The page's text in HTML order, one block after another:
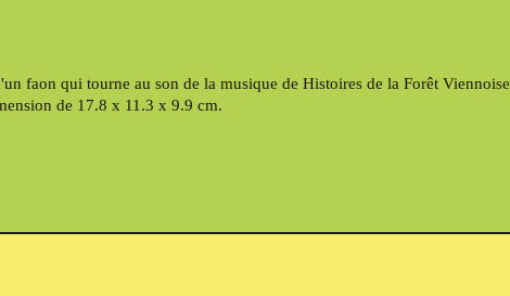
faon qui tourne au son de la musique de Histoires de la Forêt Viennoise
de 17.8 x 11.3 x 9.9 cm.